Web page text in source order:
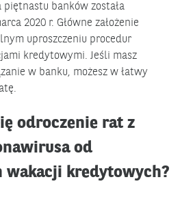
banków została
2020 r. Główne założenie
uproszczeniu procedur
kredytowymi. Jeśli masz
w banku, możesz w łatwy
odroczenie rat z
od
wakacji kredytowych?